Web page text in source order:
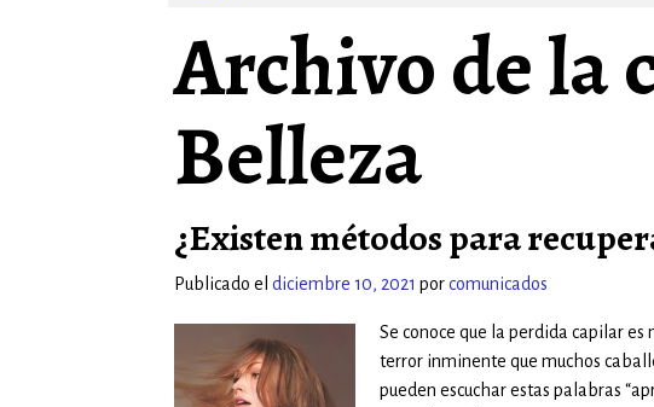
Archivo de la
Belleza
¿Existen métodos para
Publicado el diciembre 10, 2021 porcomunicados
Se conoce que la perdida capilar
terror inminente que muchos
pueden escuchar estas palabras